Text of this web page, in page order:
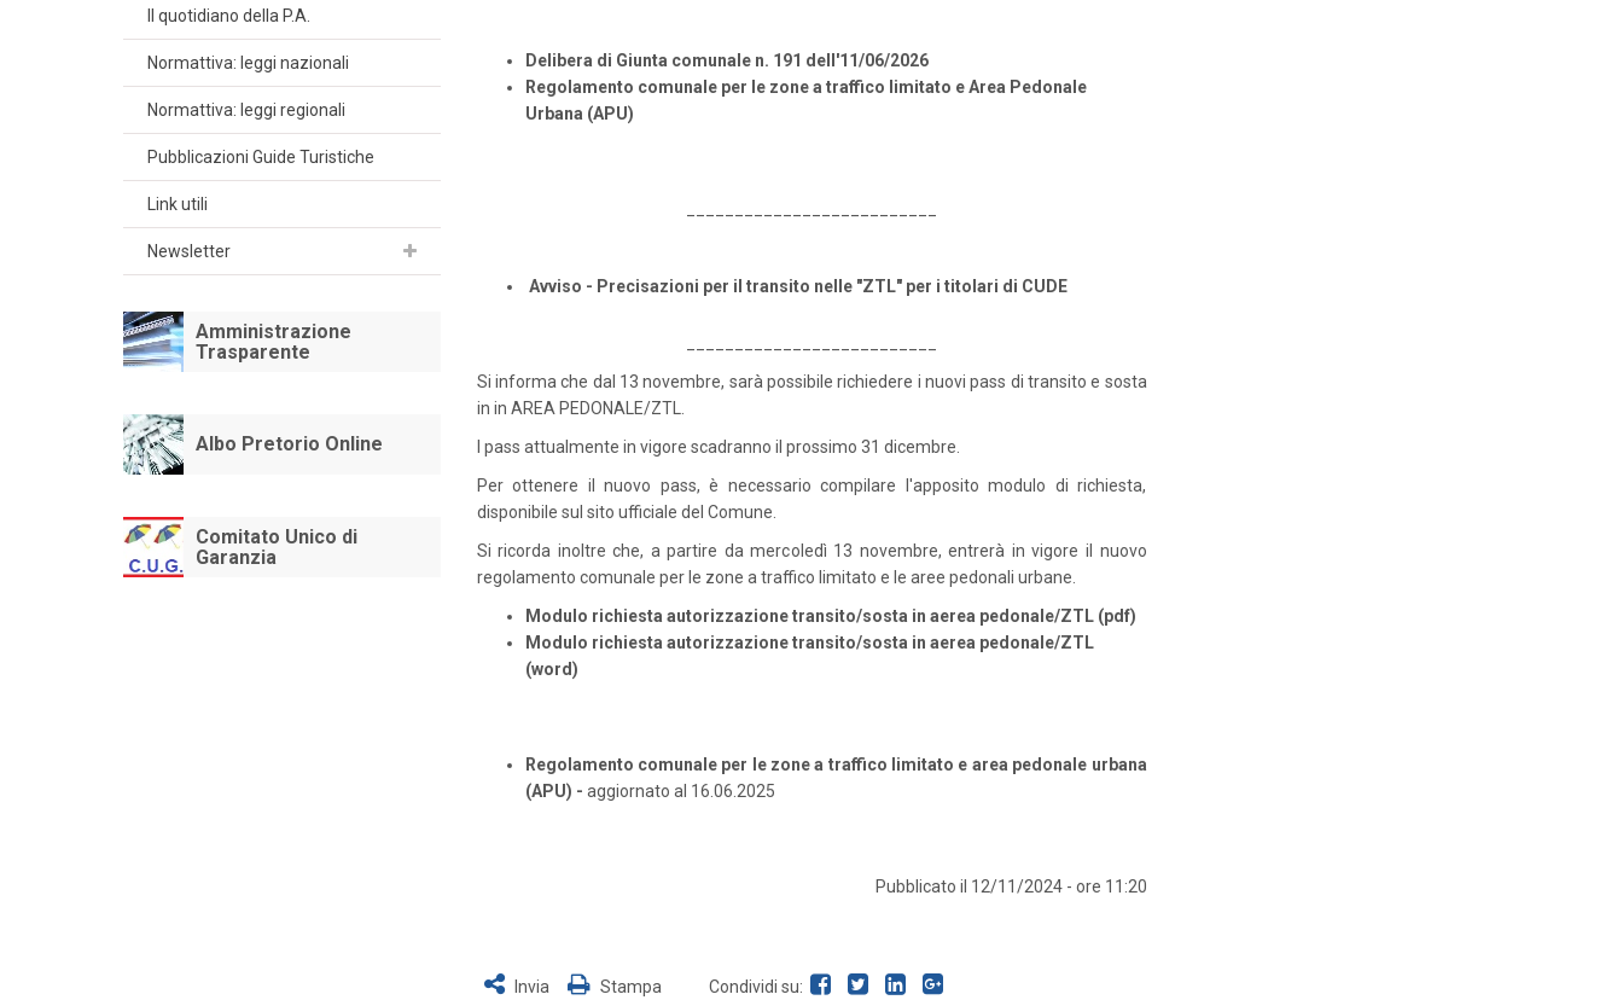
Il quotidiano della P.A.
Normattiva: leggi nazionali
Normattiva: leggi regionali
Pubblicazioni Guide Turistiche
Link utili
Newsletter
Amministrazione
Trasparente
Albo Pretorio Online
Comitato Unico di
Garanzia
Delibera di Giunta comunale n. 191 dell'11/06/2026
Regolamento comunale per le zone a traffico limitato e Area Pedonale
Urbana (APU)
Avviso - Precisazioni per il transito nelle "ZTL" per i titolari di CUDE
Si informa che dal 13 novembre, sarà possibile richiedere i nuovi pass di transito e sosta
in in AREA PEDONALE/ZTL.
I pass attualmente in vigore scadranno il prossimo 31 dicembre.
Per ottenere il nuovo pass, è necessario compilare l'apposito modulo di richiesta,
disponibile sul sito ufficiale del Comune.
Si ricorda inoltre che, a partire da mercoledì 13 novembre, entrerà in vigore il nuovo
regolamento comunale per le zone a traffico limitato e le aree pedonali urbane.
Modulo richiesta autorizzazione transito/sosta in aerea pedonale/ZTL (pdf)
Modulo richiesta autorizzazione transito/sosta in aerea pedonale/ZTL
(word)
Regolamento comunale per le zone a traffico limitato e area pedonale urbana
(APU) - aggiornato al 16.06.2025
Pubblicato il 12/11/2024 - ore 11:20
Invia Stampa Condividi su: